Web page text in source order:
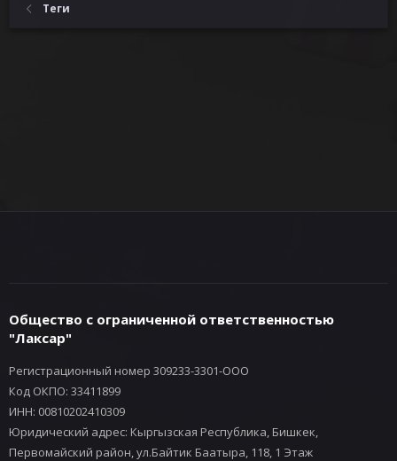
Теги
Общество с ограниченной ответственностью
"Лаксар"
Регистрационный номер 309233-3301-ООО
Код ОКПО: 33411899
ИНН: 00810202410309
Юридический адрес: Кыргызская Республика, Бишкек,
Первомайский район, ул.Байтик Баатыра, 118, 1 Этаж